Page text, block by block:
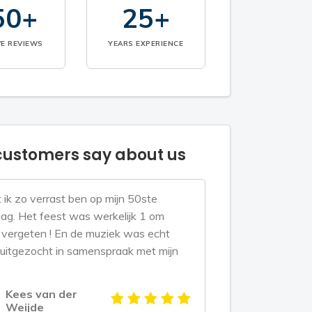
REVIEWS
25+
YEARS EXPERIENCE
say about us
ik zo verrast ben op mijn 50ste
Het feest was werkelijk 1 om
! En de muziek was echt
in samenspraak met mijn
Kees van der
Weijde